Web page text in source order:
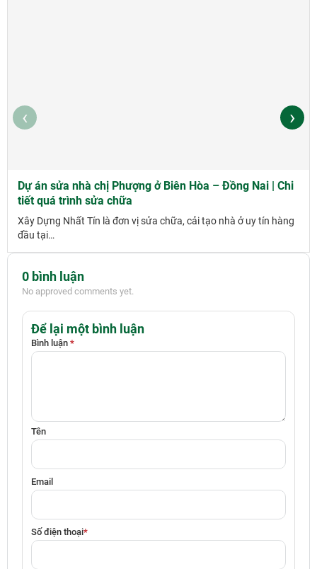
‹
Dự án sửa nhà chị Phượng ở Biên Hòa – Đồng Nai | Chi
tiết quá trình sửa chữa
Xây Dựng Nhất Tín là đơn vị sửa chữa, cải tạo nhà ở uy tín hàng
đầu tại…
›
0 bình luận
No approved comments yet.
Để lại một bình luận
Bình luận *
Tên
Email
Số điện thoại*